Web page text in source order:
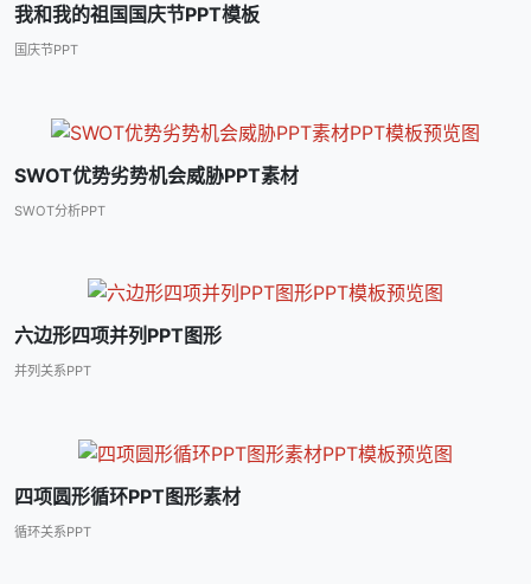
我和我的祖国国庆节PPT模板
国庆节PPT
SWOT优势劣势机会威胁PPT素材
SWOT分析PPT
六边形四项并列PPT图形
并列关系PPT
四项圆形循环PPT图形素材
循环关系PPT